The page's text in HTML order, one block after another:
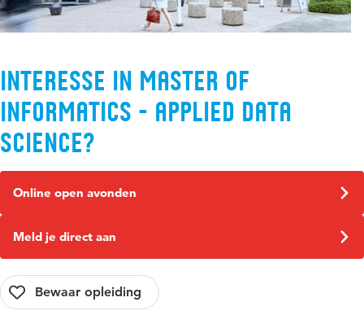
Interesse in Master of
Informatics - Applied Data
Science?
Online open avonden
Meld je direct aan